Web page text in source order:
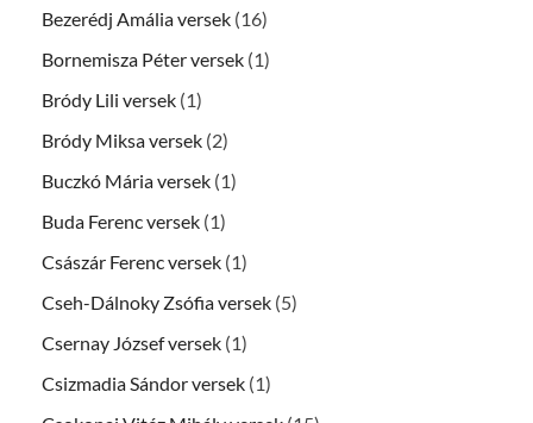
Bezerédj Amália versek (16)
Bornemisza Péter versek (1)
Bródy Lili versek (1)
Bródy Miksa versek (2)
Buczkó Mária versek (1)
Buda Ferenc versek (1)
Császár Ferenc versek (1)
Cseh-Dálnoky Zsófia versek (5)
Csernay József versek (1)
Csizmadia Sándor versek (1)